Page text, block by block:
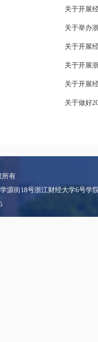
关于开展
关于举办
关于开展
关于开展
关于开展
关于做好
所有
源街18号浙江财经大学6号学